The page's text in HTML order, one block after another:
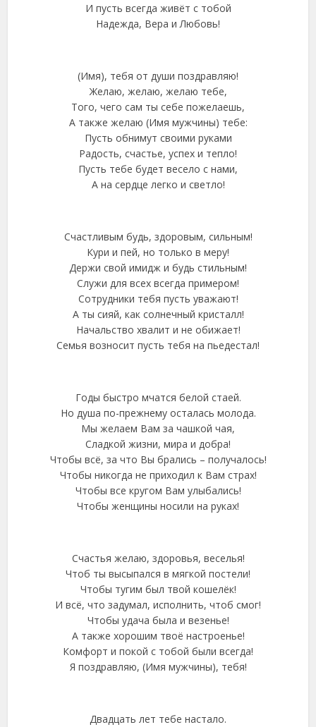
И пусть всегда живёт с тобой
Надежда, Вера и Любовь!
(Имя), тебя от души поздравляю!
Желаю, желаю, желаю тебе,
Того, чего сам ты себе пожелаешь,
А также желаю (Имя мужчины) тебе:
Пусть обнимут своими руками
Радость, счастье, успех и тепло!
Пусть тебе будет весело с нами,
А на сердце легко и светло!
Счастливым будь, здоровым, сильным!
Кури и пей, но только в меру!
Держи свой имидж и будь стильным!
Служи для всех всегда примером!
Сотрудники тебя пусть уважают!
А ты сияй, как солнечный кристалл!
Начальство хвалит и не обижает!
Семья возносит пусть тебя на пьедестал!
Годы быстро мчатся белой стаей.
Но душа по-прежнему осталась молода.
Мы желаем Вам за чашкой чая,
Сладкой жизни, мира и добра!
Чтобы всё, за что Вы брались – получалось!
Чтобы никогда не приходил к Вам страх!
Чтобы все кругом Вам улыбались!
Чтобы женщины носили на руках!
Счастья желаю, здоровья, веселья!
Чтоб ты высыпался в мягкой постели!
Чтобы тугим был твой кошелёк!
И всё, что задумал, исполнить, чтоб смог!
Чтобы удача была и везенье!
А также хорошим твоё настроенье!
Комфорт и покой с тобой были всегда!
Я поздравляю, (Имя мужчины), тебя!
Двадцать лет тебе настало.